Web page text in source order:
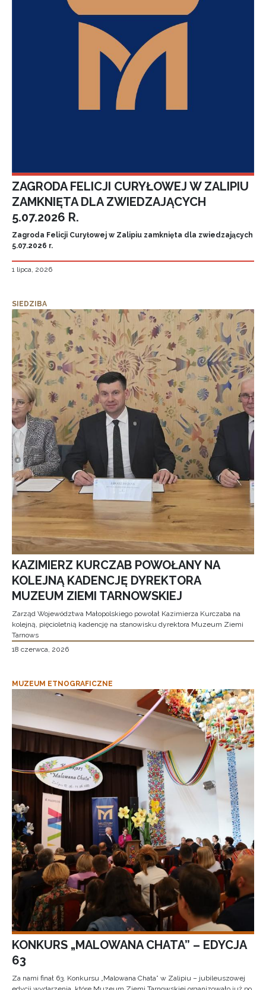
ZAGRODA FELICJI CURYŁOWEJ W ZALIPIU
ZAMKNIĘTA DLA ZWIEDZAJĄCYCH
5.07.2026 R.
Zagroda Felicji Curyłowej w Zalipiu zamknięta dla zwiedzających
5.07.2026 r.
1 lipca, 2026
SIEDZIBA
KAZIMIERZ KURCZAB POWOŁANY NA
KOLEJNĄ KADENCJĘ DYREKTORA
MUZEUM ZIEMI TARNOWSKIEJ
Zarząd Województwa Małopolskiego powołał Kazimierza Kurczaba na
kolejną, pięcioletnią kadencję na stanowisku dyrektora Muzeum Ziemi
Tarnows
18 czerwca, 2026
MUZEUM ETNOGRAFICZNE
KONKURS „MALOWANA CHATA” – EDYCJA
63
Za nami finał 63. Konkursu „Malowana Chata” w Zalipiu – jubileuszowej